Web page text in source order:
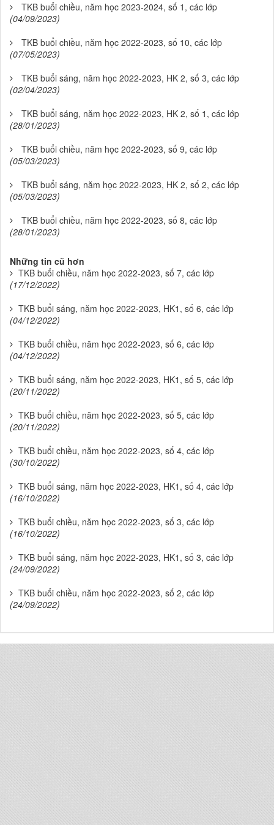
TKB buổi chiều, năm học 2023-2024, số 1, các lớp
(04/09/2023)
TKB buổi chiều, năm học 2022-2023, số 10, các lớp
(07/05/2023)
TKB buổi sáng, năm học 2022-2023, HK 2, số 3, các lớp
(02/04/2023)
TKB buổi sáng, năm học 2022-2023, HK 2, số 1, các lớp
(28/01/2023)
TKB buổi chiều, năm học 2022-2023, số 9, các lớp
(05/03/2023)
TKB buổi sáng, năm học 2022-2023, HK 2, số 2, các lớp
(05/03/2023)
TKB buổi chiều, năm học 2022-2023, số 8, các lớp
(28/01/2023)
Những tin cũ hơn
TKB buổi chiều, năm học 2022-2023, số 7, các lớp
(17/12/2022)
TKB buổi sáng, năm học 2022-2023, HK1, số 6, các lớp
(04/12/2022)
TKB buổi chiều, năm học 2022-2023, số 6, các lớp
(04/12/2022)
TKB buổi sáng, năm học 2022-2023, HK1, số 5, các lớp
(20/11/2022)
TKB buổi chiều, năm học 2022-2023, số 5, các lớp
(20/11/2022)
TKB buổi chiều, năm học 2022-2023, số 4, các lớp
(30/10/2022)
TKB buổi sáng, năm học 2022-2023, HK1, số 4, các lớp
(16/10/2022)
TKB buổi chiều, năm học 2022-2023, số 3, các lớp
(16/10/2022)
TKB buổi sáng, năm học 2022-2023, HK1, số 3, các lớp
(24/09/2022)
TKB buổi chiều, năm học 2022-2023, số 2, các lớp
(24/09/2022)